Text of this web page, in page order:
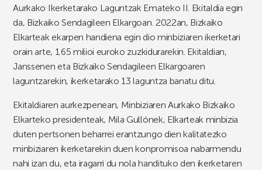
Aurkako Ikerketarako Laguntzak Emateko II. Ekitaldia egin
da, Bizkaiko Sendagileen Elkargoan. 2022an, Bizkaiko
Elkarteak ekarpen handiena egin dio minbiziaren ikerketari
orain arte, 1.65 milioi euroko zuzkidurarekin. Ekitaldian,
Janssenen eta Bizkaiko Sendagileen Elkargoaren
laguntzarekin, ikerketarako 13 laguntza banatu ditu.
Ekitaldiaren aurkezpenean, Minbiziaren Aurkako Bizkaiko
Elkarteko presidenteak, Mila Gullónek, Elkarteak minbizia
duten pertsonen beharrei erantzungo dien kalitatezko
minbiziaren ikerketarekin duen konpromisoa nabarmendu
nahi izan du, eta iragarri du nola handituko den ikerketaren